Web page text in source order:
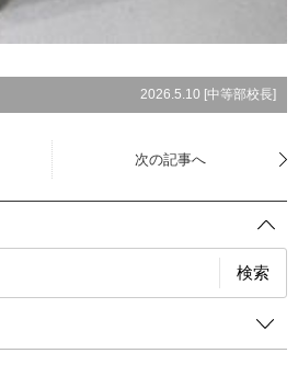
2026.5.10 [中等部校長]
次の記事へ
検索